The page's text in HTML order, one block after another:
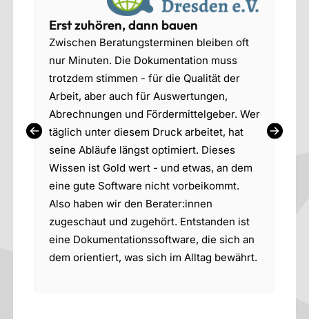
Erst zuhören, dann bauen
Zwischen Beratungsterminen bleiben oft
nur Minuten. Die Dokumentation muss
trotzdem stimmen - für die Qualität der
Arbeit, aber auch für Auswertungen,
Abrechnungen und Fördermittelgeber. Wer
täglich unter diesem Druck arbeitet, hat
seine Abläufe längst optimiert. Dieses
Wissen ist Gold wert - und etwas, an dem
eine gute Software nicht vorbeikommt.
Also haben wir den Berater:innen
zugeschaut und zugehört. Entstanden ist
eine Dokumentationssoftware, die sich an
dem orientiert, was sich im Alltag bewährt.